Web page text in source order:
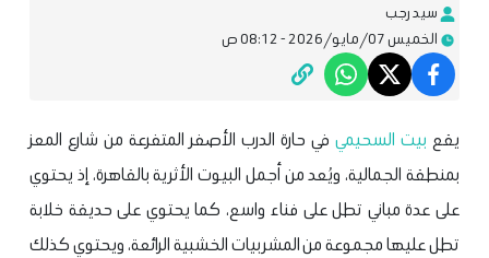
سيد رجب
الخميس 07/مايو/2026 - 08:12 ص
يقع بيت السحيمي في حارة الدرب الأصفر المتفرعة من شارع المعز
بمنطقة الجمالية، ويُعد من أجمل البيوت الأثرية بالقاهرة، إذ يحتوي
على عدة مباني تطل على فناء واسع، كما يحتوي على حديقة خلابة
تطل عليها مجموعة من المشربيات الخشبية الرائعة، ويحتوي كذلك